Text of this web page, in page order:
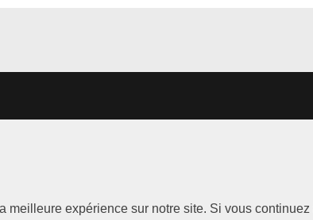
meilleure expérience sur notre site. Si vous